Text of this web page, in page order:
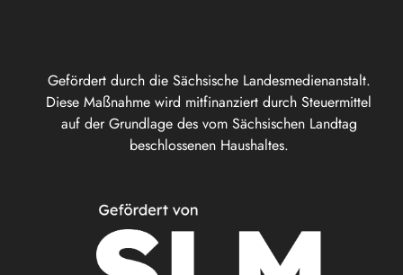
Gefördert durch die Sächsische Landesmedienanstalt.
Diese Maßnahme wird mitfinanziert durch Steuermittel
auf der Grundlage des vom Sächsischen Landtag
beschlossenen Haushaltes.